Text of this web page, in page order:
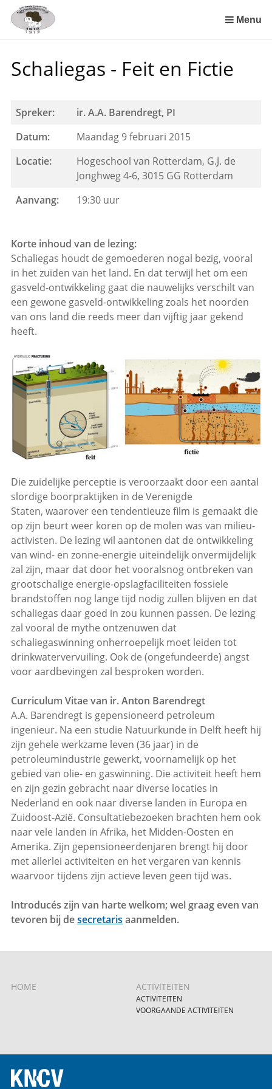
links
naar
de
Spring
het
Menu
Schaliegas - Feit en Fictie
Spreker:
ir. A.A. Barendregt, PI
Datum:
Maandag 9 februari 2015
Locatie:
Hogeschool van Rotterdam, G.J. de
Jonghweg 4-6, 3015 GG Rotterdam
Aanvang:
19:30 uur
Korte inhoud van de lezing:
Schaliegas houdt de gemoederen nogal bezig, vooral
in het zuiden van het land. En dat terwijl het om een
gasveld-ontwikkeling gaat die nauwelijks verschilt van
een gewone gasveld-ontwikkeling zoals het noorden
van ons land die reeds meer dan vijftig jaar gekend
heeft.
Die zuidelijke perceptie is veroorzaakt door een aantal
slordige boorpraktijken in de Verenigde
Staten, waarover een tendentieuze film is gemaakt die
op zijn beurt weer koren op de molen was van milieu-
activisten. De lezing wil aantonen dat de ontwikkeling
van wind- en zonne-energie uiteindelijk onvermijdelijk
zal zijn, maar dat door het vooralsnog ontbreken van
grootschalige energie-opslagfaciliteiten fossiele
brandstoffen nog lange tijd nodig zullen blijven en dat
schaliegas daar goed in zou kunnen passen. De lezing
zal vooral de mythe ontzenuwen dat
schaliegaswinning onherroepelijk moet leiden tot
drinkwatervervuiling. Ook de (ongefundeerde) angst
voor aardbevingen zal besproken worden.
Curriculum Vitae van ir. Anton Barendregt
A.A. Barendregt is gepensioneerd petroleum
ingenieur. Na een studie Natuurkunde in Delft heeft hij
zijn gehele werkzame leven (36 jaar) in de
petroleumindustrie gewerkt, voornamelijk op het
gebied van olie- en gaswinning. Die activiteit heeft hem
en zijn gezin gebracht naar diverse locaties in
Nederland en ook naar diverse landen in Europa en
Zuidoost-Azië. Consultatiebezoeken brachten hem ook
naar vele landen in Afrika, het Midden-Oosten en
Amerika. Zijn gepensioneerdenjaren brengt hij door
met allerlei activiteiten en het vergaren van kennis
waarvoor tijdens zijn actieve leven geen tijd was.
Introducés zijn van harte welkom; wel graag even van
tevoren bij desecretaris aanmelden.
HOME ACTIVITEITEN
ACTIVITEITEN
VOORGAANDE ACTIVITEITEN